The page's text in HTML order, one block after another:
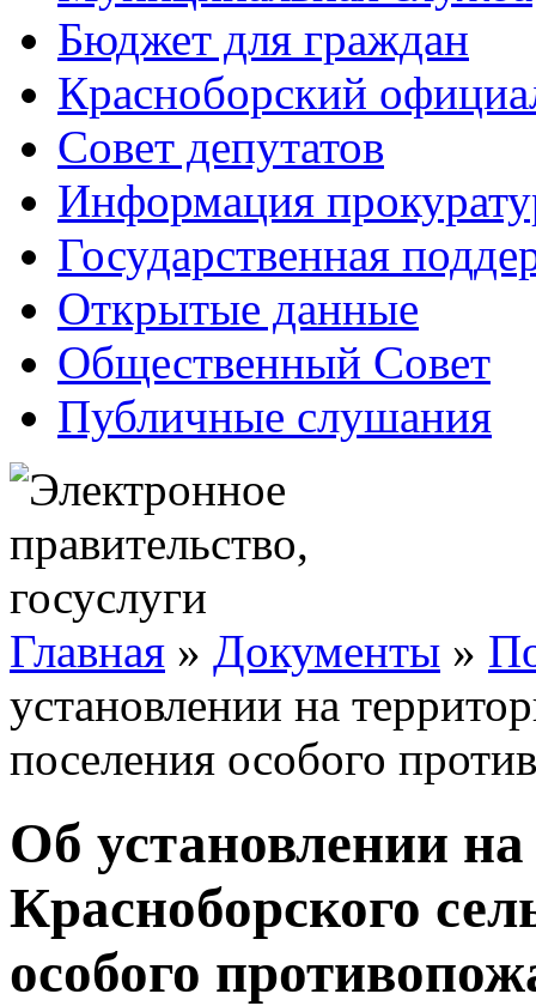
Бюджет для граждан
Красноборский
Совет депутатов
Информация
Государственная
Открытые данные
Общественный Совет
Публичные слушания
Главная » Документы »
установлении на
поселения особого
Об установлении
Красноборского
особого